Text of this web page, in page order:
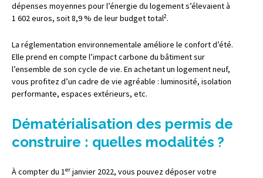
dépenses moyennes pour l’énergie du logement s’élevaient à
1 602 euros, soit 8,9 % de leur budget total2.
La réglementation environnementale améliore le confort d’été.
Elle prend en compte l’impact carbone du bâtiment sur
l’ensemble de son cycle de vie. En achetant un logement neuf,
vous profitez d’un cadre de vie agréable : luminosité, isolation
performante, espaces extérieurs, etc.
Dématérialisation des permis de
construire : quelles modalités ?
À compter du 1er janvier 2022, vous pouvez déposer votre